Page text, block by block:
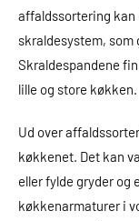
affaldssortering kan
skraldesystem, som
Skraldespandene
lille og store køkken.
Ud over
køkkenet. Det kan
eller fylde gryder og
køkkenarmaturer i